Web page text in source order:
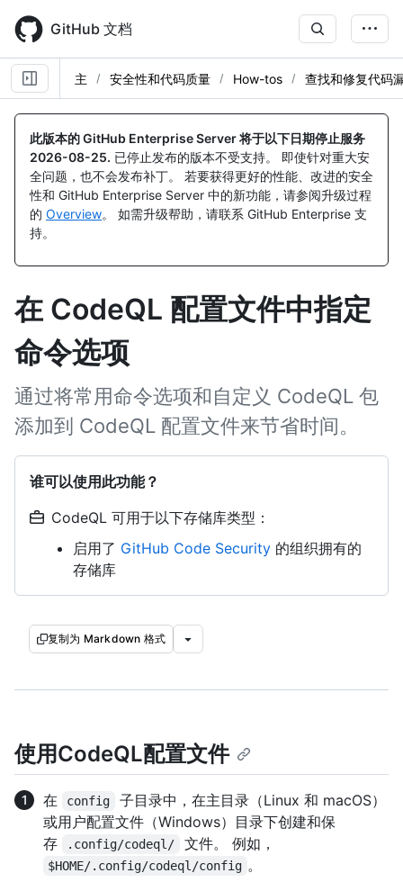
main
content
GitHub 文档
主 安全性和代码质量 How-tos 查找和修复代码
此版本的 GitHub Enterprise Server 将于以下日期停止服务
2026-08-25. 已停止发布的版本不受支持。 即使针对重大安
全问题，也不会发布补丁。 若要获得更好的性能、改进的安全
性和 GitHub Enterprise Server 中的新功能，请参阅升级过程
的 Overview。 如需升级帮助，请联系 GitHub Enterprise 支
持。
在 CodeQL 配置文件中指定
命令选项
通过将常用命令选项和自定义 CodeQL 包
添加到 CodeQL 配置文件来节省时间。
谁可以使用此功能？
CodeQL 可用于以下存储库类型：
启用了 GitHub Code Security 的组织拥有的
存储库
复制为 Markdown 格式
使用CodeQL配置文件
在 config
子目录中，在主目录（Linux 和 macOS）
或用户配置文件（Windows）目录下创建和保
存
.config/codeql/ 文件。 例如，
$HOME/.config/codeql/config 。